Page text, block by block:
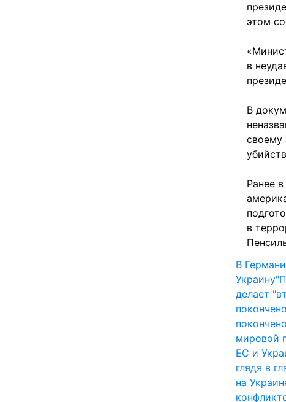
этом
в
В
своему
Ранее
в
В
Украину"
делает
покончено
мировой
ЕС и
глядя в
на